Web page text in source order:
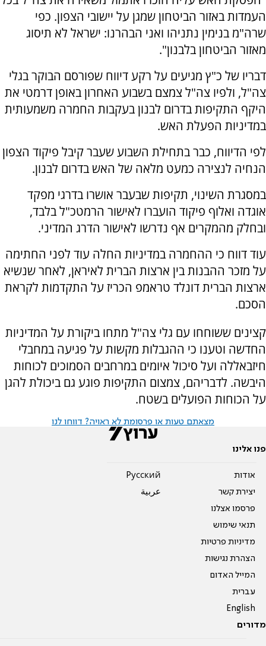
העמדות באזור הביטחון שמגן על יישובי הצפון. כפי
שרה"מ בנימין נתניהו ואני הבהרנו: ישראל לא תיסוג
מאזור הביטחון בלבנון".
דבריו של כ"ץ מגיעים על רקע דיווח שפורסם הבוקר בגלי
צה"ל, ולפיו צה"ל צמצם בשבוע האחרון באופן דרמטי את
היקף התקיפות בדרום לבנון בעקבות החמרה משמעותית
במדיניות הפעלת האש.
לפי הדיווח, כבר בתחילת השבוע שעבר קיבל פיקוד הצפון
הנחיה לנצירה כמעט מלאה של האש בדרום לבנון.
במסגרת השינוי, תקיפות שבעבר אושרו בדרגי מפקד
אוגדה ואלוף פיקוד הועברו לאישור הרמטכ"ל בלבד,
ובחלק מהמקרים אף נדרשו לאישור הדרג המדיני.
עוד דווח כי ההחמרה במדיניות החלה עוד לפני החתימה
על מזכר ההבנות בין ארצות הברית לאיראן, לאחר שנשיא
ארצות הברית דונלד טראמפ הכריז על התקדמות לקראת
הסכם.
קצינים ששוחחו עם גלי צה"ל מתחו ביקורת על המדיניות
החדשה וטענו כי ההגבלות מקשות על פגיעה במחבלי
חיזבאללה ועל סיכול איומים במרחבים הסמוכים לכוחות
היבשה. לדבריהם, צמצום התקיפות פוגע גם ביכולת להגן
על הכוחות הפועלים בשטח.
מצאתם טעות או פרסומת לא ראויה? דווחו לנו
פנו אלינו
אודות
יצירת קשר
פרסמו אצלנו
תנאי שימוש
מדיניות פרטיות
הצהרת נגישות
המייל האדום
עברית
English
Pусский
عربية
מדורים